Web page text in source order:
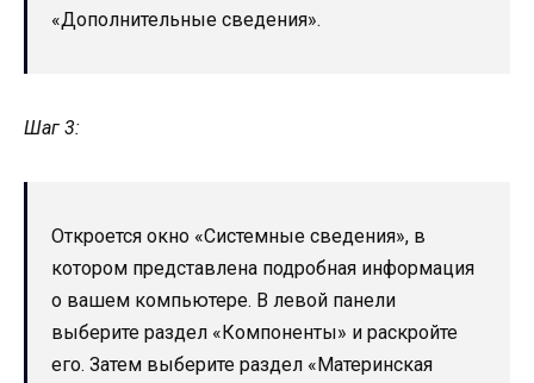
«Дополнительные сведения».
Шаг 3:
Откроется окно «Системные сведения», в
котором представлена подробная информация
о вашем компьютере. В левой панели
выберите раздел «Компоненты» и раскройте
его. Затем выберите раздел «Материнская